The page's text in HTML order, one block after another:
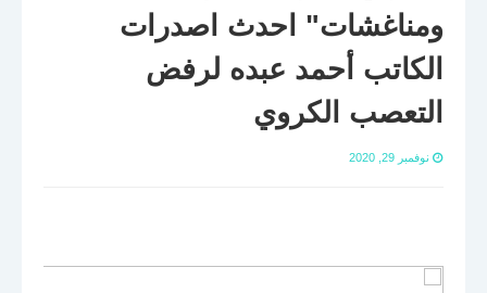
ومناغشات" احدث اصدرات
الكاتب أحمد عبده لرفض
التعصب الكروي
نوفمبر 29, 2020